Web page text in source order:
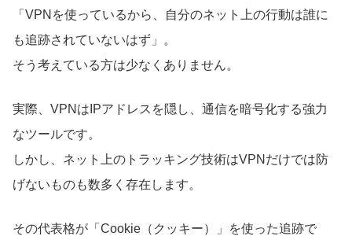
「VPNを使っているから、自分のネット上の行動は誰に
も追跡されていないはず」。
そう考えている方は少なくありません。
実際、VPNはIPアドレスを隠し、通信を暗号化する強力
なツールです。
しかし、ネット上のトラッキング技術はVPNだけでは防
げないものも数多く存在します。
その代表格が「Cookie（クッキー）」を使った追跡で